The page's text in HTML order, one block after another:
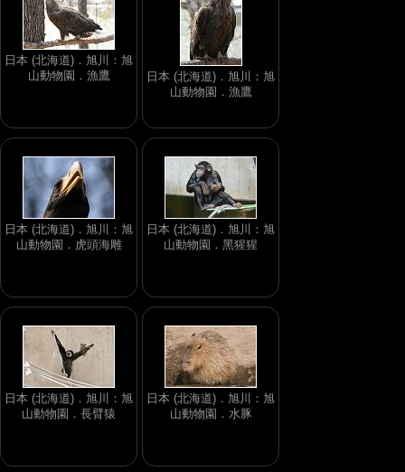
日本 (北海道)．旭川：旭
山動物園．漁鷹
日本 (北海道)．旭川：旭
山動物園．漁鷹
日本 (北海道)．旭川：旭
山動物園．虎頭海雕
日本 (北海道)．旭川：旭
山動物園．黑猩猩
日本 (北海道)．旭川：旭
山動物園．長臂猿
日本 (北海道)．旭川：旭
山動物園．水豚